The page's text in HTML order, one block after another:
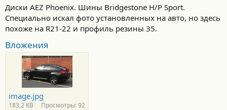
Диски AEZ Phoenix. Шины Bridgestone H/P Sport.
Специально искал фото установленных на авто, но здесь
похоже на R21-22 и профиль резины 35.
Вложения
image.jpg
183,2 KB Просмотры: 92